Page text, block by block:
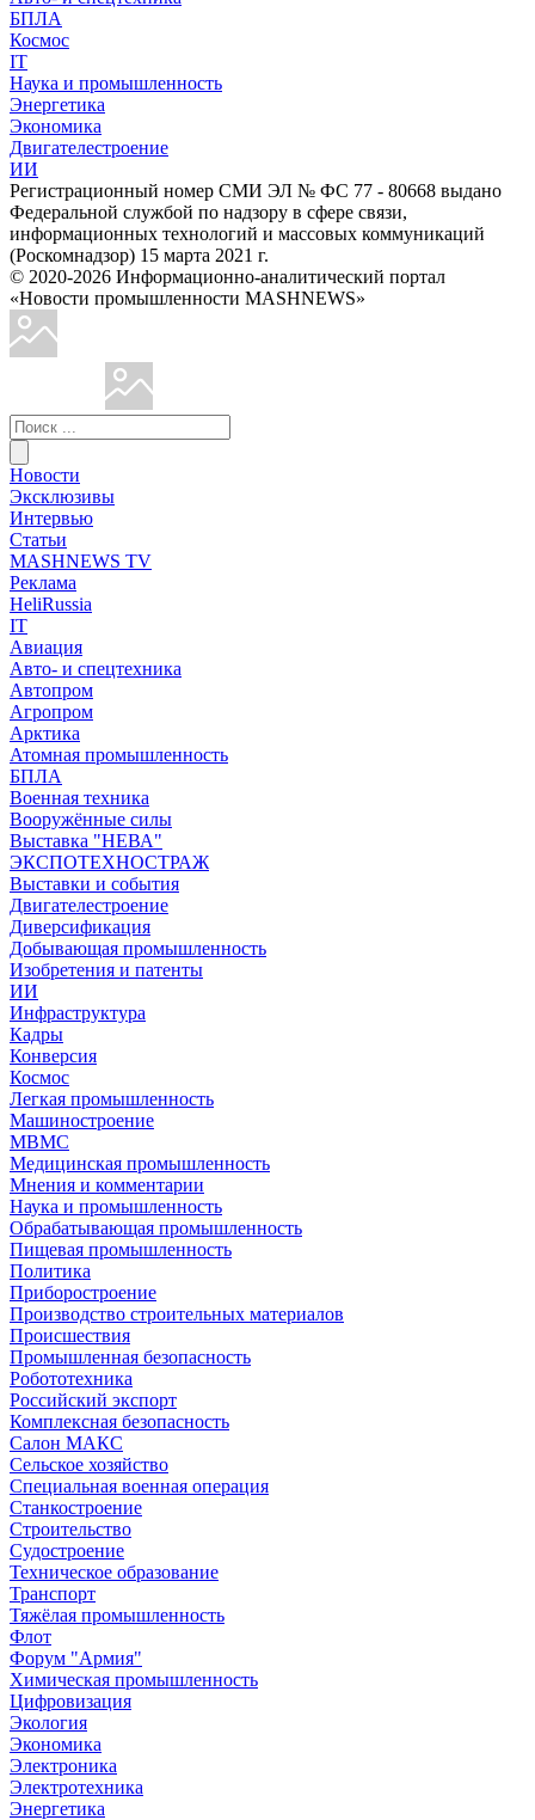
БПЛА
Космос
IT
Наука и промышленность
Энергетика
Экономика
Двигателестроение
ИИ
Регистрационный номер СМИ ЭЛ № ФС 77 - 80668 выдано
Федеральной службой по надзору в сфере связи,
информационных технологий и массовых коммуникаций
(Роскомнадзор) 15 марта 2021 г.
© 2020-2026 Информационно-аналитический портал
«Новости промышленности MASHNEWS»
Новости
Эксклюзивы
Интервью
Статьи
MASHNEWS TV
Реклама
HeliRussia
IT
Авиация
Авто- и спецтехника
Автопром
Агропром
Арктика
Атомная промышленность
БПЛА
Военная техника
Вооружённые силы
Выставка "НЕВА"
ЭКСПОТЕХНОСТРАЖ
Выставки и события
Двигателестроение
Диверсификация
Добывающая промышленность
Изобретения и патенты
ИИ
Инфраструктура
Кадры
Конверсия
Космос
Легкая промышленность
Машиностроение
МВМС
Медицинская промышленность
Мнения и комментарии
Наука и промышленность
Обрабатывающая промышленность
Пищевая промышленность
Политика
Приборостроение
Производство строительных материалов
Происшествия
Промышленная безопасность
Робототехника
Российский экспорт
Комплексная безопасность
Салон МАКС
Сельское хозяйство
Специальная военная операция
Станкостроение
Строительство
Судостроение
Техническое образование
Транспорт
Тяжёлая промышленность
Флот
Форум "Армия"
Химическая промышленность
Цифровизация
Экология
Экономика
Электроника
Электротехника
Энергетика